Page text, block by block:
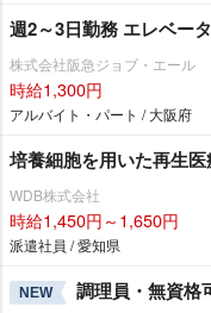
週2～3日勤務 エレベー
株式会社阪急ジョブ・エール
時給1,300円
アルバイト・パート / 大阪府
培養細胞を用いた再生
WDB株式会社
時給1,450円～1,650円
派遣社員 / 愛知県
NEW 調理員・無資格